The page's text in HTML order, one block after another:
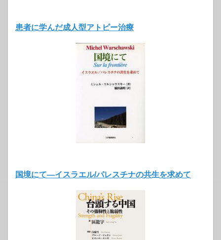
患者に学んだ成人型アトピー治療
国境にて―イスラエル/パレスチナの共生を求めて